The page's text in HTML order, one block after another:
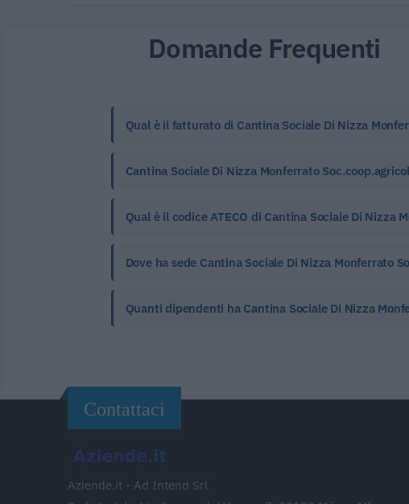
Domande Frequenti
Qual è il fatturato di Cantina Sociale Di Nizza
Cantina Sociale Di Nizza Monferrato
Qual è il codice ATECO di Cantina Sociale Di Nizza
Dove ha sede Cantina Sociale Di Nizza Monferrato
Quanti dipendenti ha Cantina Sociale Di Nizza
Contattaci
Aziende.it - Ad Intend Srl